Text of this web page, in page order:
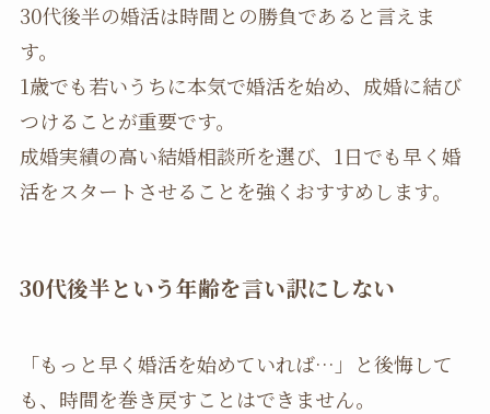
30代後半の婚活は時間との勝負であると言えま
す。
1歳でも若いうちに本気で婚活を始め、成婚に結び
つけることが重要です。
成婚実績の高い結婚相談所を選び、1日でも早く婚
活をスタートさせることを強くおすすめします。
30代後半という年齢を言い訳にしない
「もっと早く婚活を始めていれば…」と後悔して
も、時間を巻き戻すことはできません。